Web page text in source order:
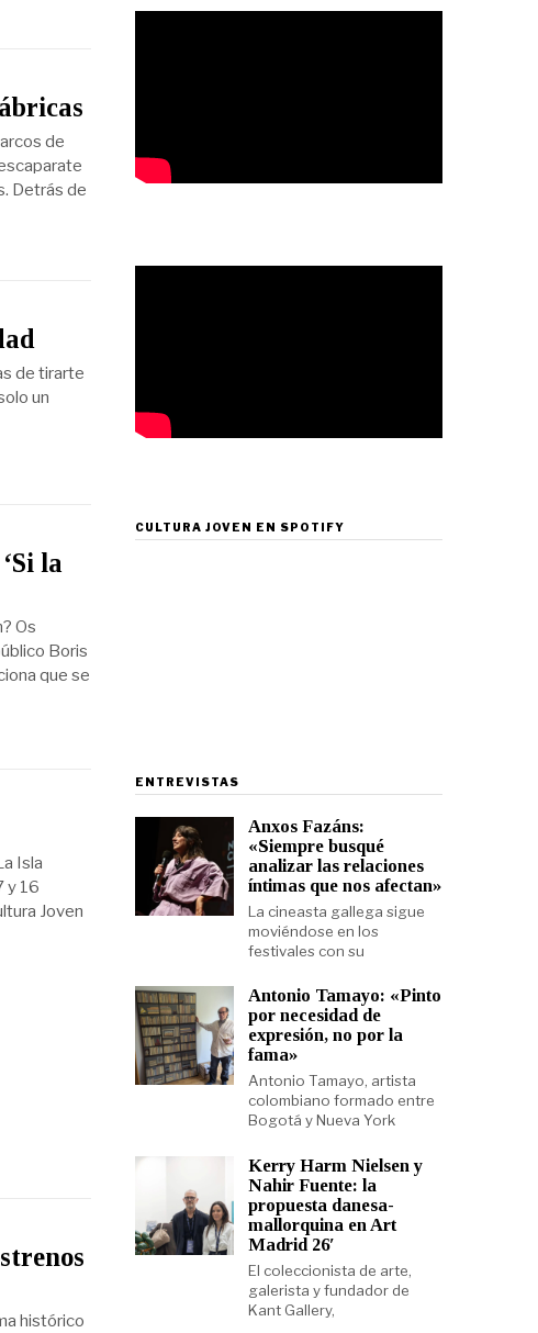
de
Detrás de
de tirarte
un
la
Os
Boris
que se
Isla
y 16
Joven
histórico
CULTURA JOVEN EN SPOTIFY
ENTREVISTAS
Anxos Fazáns:
«Siempre busqué
analizar las relaciones
íntimas que nos afectan»
La cineasta gallega sigue
moviéndose en los
festivales con su
Antonio Tamayo: «Pinto
por necesidad de
expresión, no por la
fama»
Antonio Tamayo, artista
colombiano formado entre
Bogotá y Nueva York
Kerry Harm Nielsen y
Nahir Fuente: la
propuesta danesa-
mallorquina en Art
Madrid 26′
El coleccionista de arte,
galerista y fundador de
Kant Gallery,